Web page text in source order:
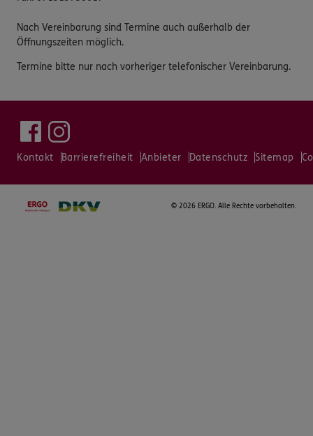
Nach Vereinbarung sind Termine auch außerhalb der
Öffnungszeiten möglich.
Termine bitte nur nach vorheriger telefonischer Vereinbarung.
Kontakt Barrierefreiheit Anbieter Datenschutz Sitemap
© 2026 ERGO. Alle Rechte vorbehalten.